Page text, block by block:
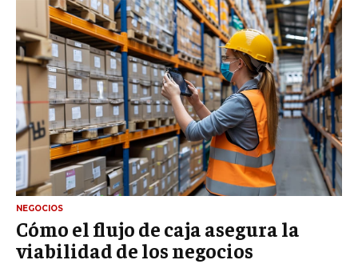
NEGOCIOS
Cómo el flujo de caja asegura la
viabilidad de los negocios